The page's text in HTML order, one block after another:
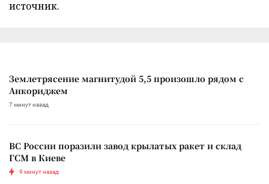
источник.
Землетрясение магнитудой 5,5 произошло рядом с
Анкориджем
7 минут назад
ВС России поразили завод крылатых ракет и склад
ГСМ в Киеве
9 минут назад